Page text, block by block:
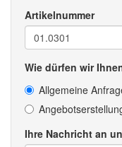
Artikelnummer
Wie dürfen wir
Allgemeine
Ihre Nachricht an